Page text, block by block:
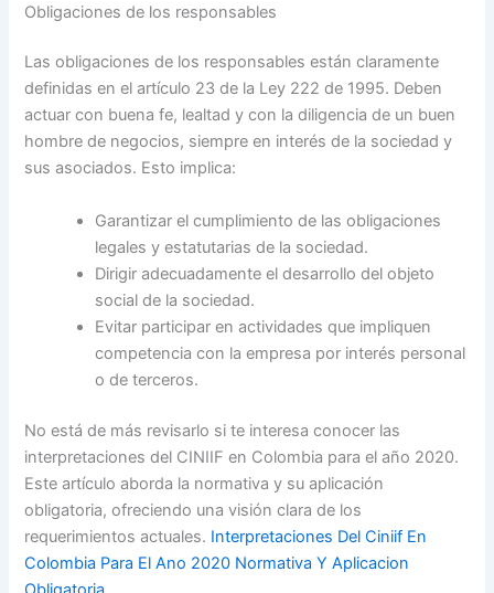
Obligaciones de los responsables
Las obligaciones de los responsables están claramente
definidas en el artículo 23 de la Ley 222 de 1995. Deben
actuar con buena fe, lealtad y con la diligencia de un buen
hombre de negocios, siempre en interés de la sociedad y
sus asociados. Esto implica:
Garantizar el cumplimiento de las obligaciones
legales y estatutarias de la sociedad.
Dirigir adecuadamente el desarrollo del objeto
social de la sociedad.
Evitar participar en actividades que impliquen
competencia con la empresa por interés personal
o de terceros.
No está de más revisarlo si te interesa conocer las
interpretaciones del CINIIF en Colombia para el año 2020.
Este artículo aborda la normativa y su aplicación
obligatoria, ofreciendo una visión clara de los
requerimientos actuales. Interpretaciones Del Ciniif En
Colombia Para El Ano 2020 Normativa Y Aplicacion